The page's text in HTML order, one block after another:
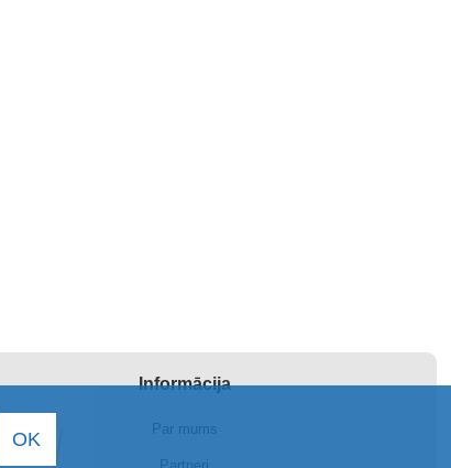
OK
Informācija
Par mums